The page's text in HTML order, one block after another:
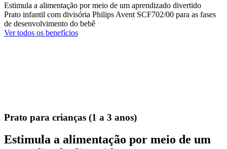
Estimula a alimentação por meio de um aprendizado divertido
Prato infantil com divisória Philips Avent SCF702/00 para as fases
de desenvolvimento do bebê
Ver todos os benefícios
Prato para crianças (1 a 3 anos)
Estimula a alimentação por meio de um